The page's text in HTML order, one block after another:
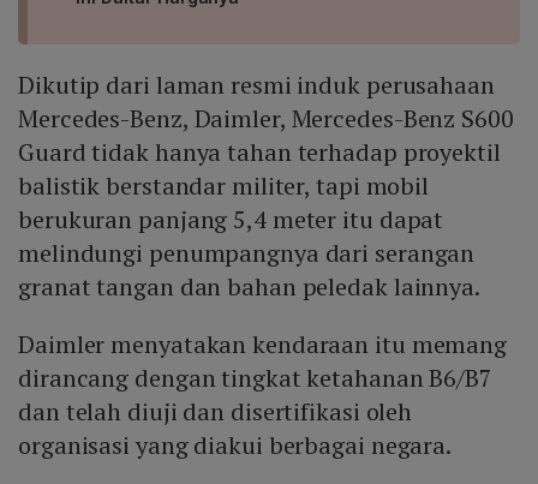
Dikutip dari laman resmi induk perusahaan
Mercedes-Benz, Daimler, Mercedes-Benz S600
Guard tidak hanya tahan terhadap proyektil
balistik berstandar militer, tapi mobil
berukuran panjang 5,4 meter itu dapat
melindungi penumpangnya dari serangan
granat tangan dan bahan peledak lainnya.
Daimler menyatakan kendaraan itu memang
dirancang dengan tingkat ketahanan B6/B7
dan telah diuji dan disertifikasi oleh
organisasi yang diakui berbagai negara.